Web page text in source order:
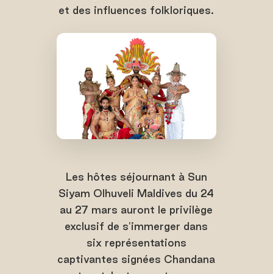
et des influences folkloriques.
Les hôtes séjournant à Sun
Siyam Olhuveli Maldives du 24
au 27 mars auront le privilège
exclusif de s'immerger dans
six représentations
captivantes signées Chandana